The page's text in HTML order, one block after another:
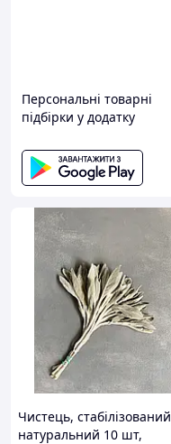
Персональні товарні
підбірки у додатку
Чистець, стабілізований
натуральний 10 шт,